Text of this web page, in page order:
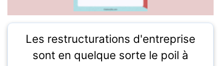
Les restructurations d'entreprise
sont en quelque sorte le poil à